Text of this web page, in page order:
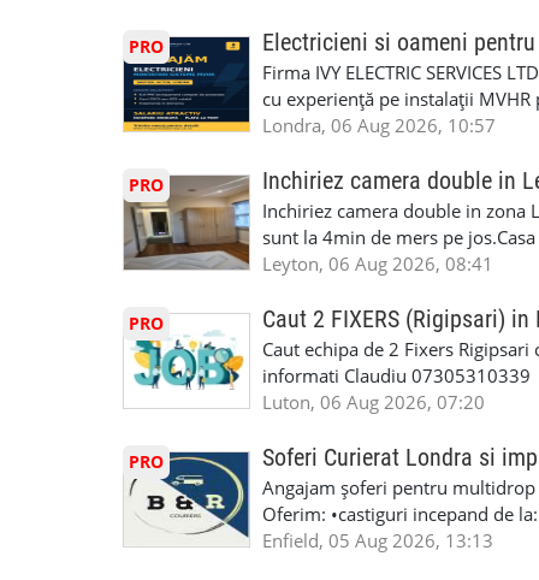
6RR 🚀 CSCS Colindale – GQA
te astăzi. Construiește-ți viitorul
Auto. Indiferent de situație,
repara in scurt timp si eficient
garaj auto care ofera orice tip de
Lucram cu Toate Garantiile si
iTP/MOT Masini Mici si Vanuri
Accident Management, Preluam
Masina la Schimb. ✅ Distributii
Geometrie Profesionala Roti
Explicatii. ✅ Suntem foarte buni
Reparam orice tip de masina
Masina de Drum Lung. ✅
Detailing Auto Interior/Exterior.
WhatsApp Text https://wa.link/
6HB
#AtelierAutoLondra
#RomanianGarageRepair
#RomanianMechanic
#MecaniciProfesionistiLondra
PRO Electricieni si oameni
Firma IVY ELECTRIC SERVICES
cu experiență pe instalații
obligatorii: 🔹 Full PPE
lucru constant ✅ Echipă
detalii și programare, trimiteți
Londra, 06 Aug 2026, 10:57
PRO Inchiriez camera double in
Inchiriez camera double in zona
sunt la 4min de mers pe
incluse.Cautam o persoana sau
seriozitate.Multumesc anticipat.
Leyton, 06 Aug 2026, 08:41
PRO Caut 2 FIXERS (Rigipsari) in
Caut echipa de 2 Fixers
informati Claudiu 07305310339
Luton, 06 Aug 2026, 07:20
PRO Soferi Curierat Londra si
Angajam șoferi pentru
Oferim: •castiguri incepand de
pentru cei platitori de VAT si
Enfield, 05 Aug 2026, 13:13